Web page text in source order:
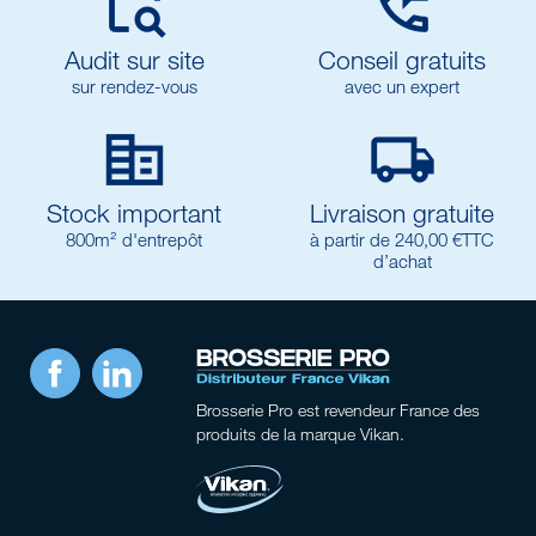
Audit sur site
sur rendez-vous
Conseil gratuits
avec un expert

Stock important
800m² d'entrepôt

Livraison gratuite
à partir de 240,00 €TTC
d’achat
Facebook LinkedIn
Brosserie Pro est revendeur France des
produits de la marque Vikan.